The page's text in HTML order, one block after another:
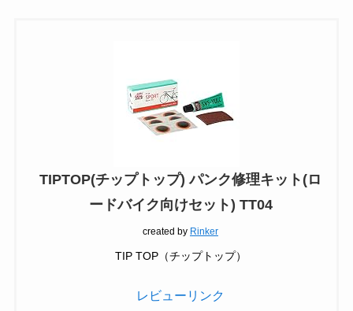
TIPTOP(チップトップ) パンク修理キット(ロ
ードバイク向けセット) TT04
created by Rinker
TIP TOP（チップトップ）
レビューリンク